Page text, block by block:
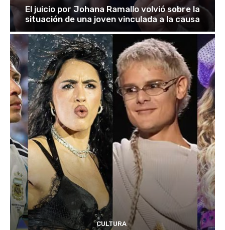
El juicio por Johana Ramallo volvió sobre la
situación de una joven vinculada a la causa
CULTURA